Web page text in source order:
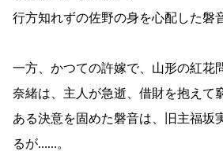
行方知れずの佐野の身を心配した磐
一方、かつての許嫁で、山形の紅花
奈緒は、主人が急逝、借財を抱えて
ある決意を固めた磐音は、旧主福坂
るが……。